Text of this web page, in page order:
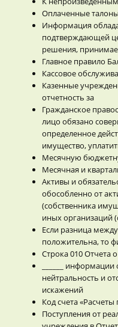
Оплаченные
Информация
подтверждающей
решения,
Главное правило
Кассовое
Казенные
отчетность за
Гражданское
лицо обязано
определенное
имущество,
Месячную
Месячная и
Активы и
обособленно от
(собственника
иных организаций
Если разница
положительна, то
Строка 010 Отчета
______
нейтральность и
искажений
Код счета
Поступления от